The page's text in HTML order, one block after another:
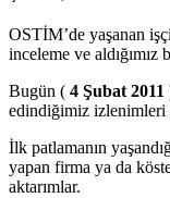
OSTİM’de yaşanan
inceleme ve
Bugün ( 4 Şubat 2011
edindiğimiz izlenimleri
İlk patlamanın
yapan firma ya da
aktarımlar.